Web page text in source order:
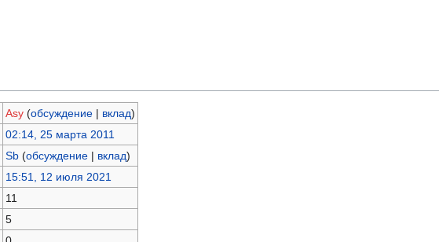
Asy (обсуждение| вклад)
02:14, 25 марта 2011
Sb (обсуждение| вклад)
15:51, 12 июля 2021
11
5